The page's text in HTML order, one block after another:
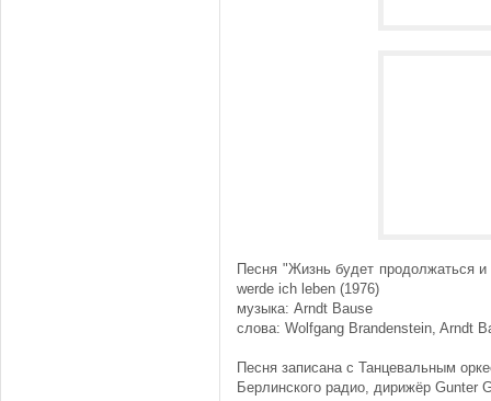
Песня "Жизнь будет продолжаться
werde ich leben (1976)
музыка: Arndt Bause
слова: Wolfgang Brandenstein, Arndt
Песня записана с Танцевальным
Берлинского радио, дирижёр Gunter